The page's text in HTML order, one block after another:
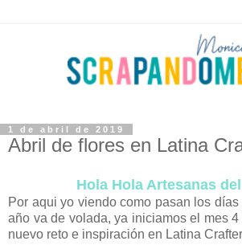
1 de abril de 2019
Abril de flores en Latina
Hola Hola Artesanas del
Por aqui yo viendo como pasan los días
año va de volada, ya iniciamos el mes
nuevo reto e inspiración en Latina